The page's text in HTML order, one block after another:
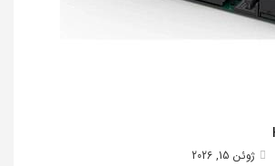
ژوئن 15, 2026